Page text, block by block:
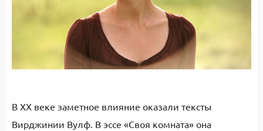
В XX веке заметное влияние оказали тексты
Вирджинии Вулф. В эссе «Своя комната» она